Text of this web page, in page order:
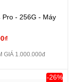
Pro - 256G - Máy
GIÁ 1.000.000đ
-26%